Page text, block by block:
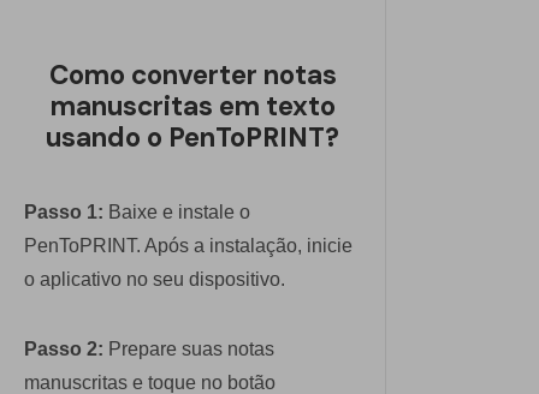
Como converter notas
manuscritas em texto
usando o PenToPRINT?
Passo 1: Baixe e instale o
PenToPRINT. Após a instalação, inicie
o aplicativo no seu dispositivo.
Passo 2: Prepare suas notas
manuscritas e toque no botão